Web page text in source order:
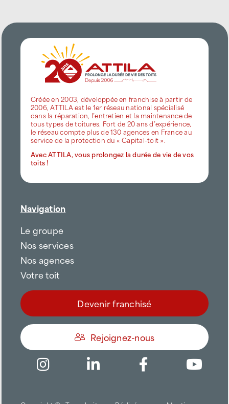
Créée en 2003, développée en franchise à partir de
2006, ATTILA est le 1er réseau national spécialisé
dans la réparation, l’entretien et la maintenance de
tous types de toitures. Fort de 20 ans d’expérience,
le réseau compte plus de 130 agences en France au
service de la protection du « Capital-toit ».
Avec ATTILA, vous prolongez la durée de vie de vos
toits !
Navigation
Le groupe
Nos services
Nos agences
Votre toit
Devenir franchisé
Rejoignez-nous